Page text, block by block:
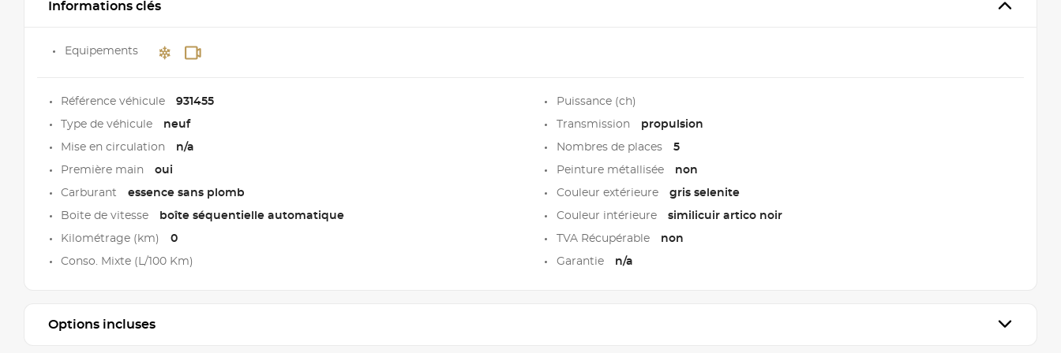
Informations clés
Equipements
Référence véhicule 931455
Type de véhicule neuf
Mise en circulation n/a
Première main oui
Carburant essence sans plomb
Boite de vitesse boîte séquentielle automatique
Kilométrage (km) 0
Conso. Mixte (L/100 Km)
Puissance (ch)
Transmission propulsion
Nombres de places 5
Peinture métallisée non
Couleur extérieure gris selenite
Couleur intérieure similicuir artico noir
TVA Récupérable non
Garantie n/a
Options incluses